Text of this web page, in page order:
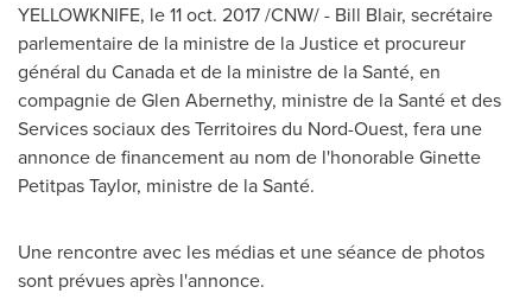
YELLOWKNIFE, le11 oct. 2017/CNW/ - Bill Blair, secrétaire
parlementaire de la ministre de la Justice et procureur
général du Canadaet de la ministre de la Santé, en
compagnie de Glen Abernethy, ministre de la Santé et des
Services sociaux des Territoires du Nord-Ouest, fera une
annonce de financement au nom de l'honorableGinette
Petitpas Taylor, ministre de la Santé.
Une rencontre avec les médias et une séance de photos
sont prévues après l'annonce.